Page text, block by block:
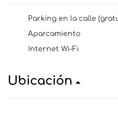
Parking en la calle
Aparcamiento
Internet Wi-Fi
Ubicación